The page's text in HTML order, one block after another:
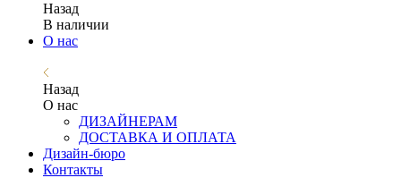
Назад
В наличии
О нас
Назад
О нас
ДИЗАЙНЕРАМ
ДОСТАВКА И ОПЛАТА
Дизайн-бюро
Контакты